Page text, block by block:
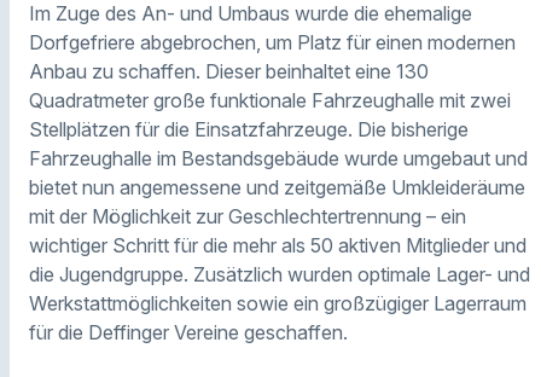
Im Zuge des An- und Umbaus wurde die ehemalige
Dorfgefriere abgebrochen, um Platz für einen modernen
Anbau zu schaffen. Dieser beinhaltet eine 130
Quadratmeter große funktionale Fahrzeughalle mit zwei
Stellplätzen für die Einsatzfahrzeuge. Die bisherige
Fahrzeughalle im Bestandsgebäude wurde umgebaut und
bietet nun angemessene und zeitgemäße Umkleideräume
mit der Möglichkeit zur Geschlechtertrennung – ein
wichtiger Schritt für die mehr als 50 aktiven Mitglieder und
die Jugendgruppe. Zusätzlich wurden optimale Lager- und
Werkstattmöglichkeiten sowie ein großzügiger Lagerraum
für die Deffinger Vereine geschaffen.